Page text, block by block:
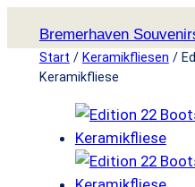
Inhalt
springen
Bremerhaven
Start / Keramikfliesen /
Keramikfliese